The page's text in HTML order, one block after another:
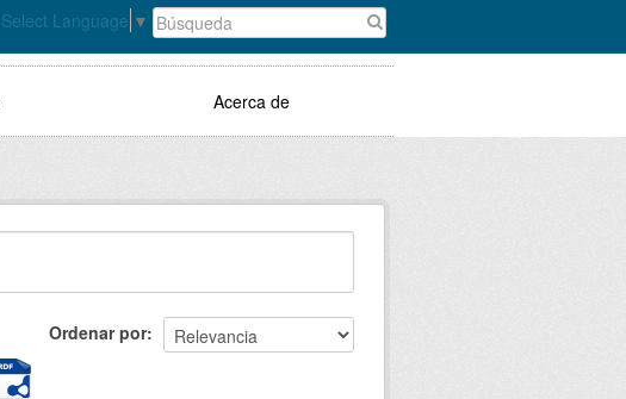
Select Language ▼
Acerca de
Ordenar por